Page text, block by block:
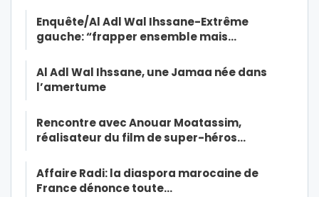
Enquête/Al Adl Wal Ihssane-Extrême
gauche: “frapper ensemble mais…
Al Adl Wal Ihssane, une Jamaa née dans
l’amertume
Rencontre avec Anouar Moatassim,
réalisateur du film de super-héros…
Affaire Radi: la diaspora marocaine de
France dénonce toute…